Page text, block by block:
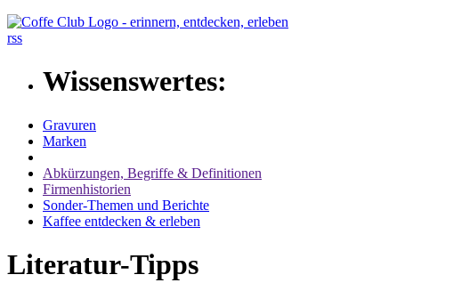
rss
Wissenswertes:
Gravuren
Marken
Abkürzungen, Begriffe & Definitionen
Firmenhistorien
Sonder-Themen und Berichte
Kaffee entdecken & erleben
Literatur-Tipps